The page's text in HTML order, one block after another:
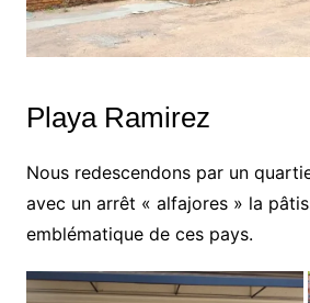
Playa Ramirez
Nous redescendons par un
avec un arrêt « alfajores » la
emblématique de ces pays.